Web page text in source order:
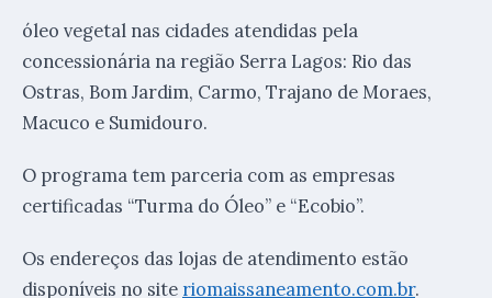
óleo vegetal nas cidades atendidas pela
concessionária na região Serra Lagos: Rio das
Ostras, Bom Jardim, Carmo, Trajano de Moraes,
Macuco e Sumidouro.
O programa tem parceria com as empresas
certificadas “Turma do Óleo” e “Ecobio”.
Os endereços das lojas de atendimento estão
disponíveis no site riomaissaneamento.com.br.